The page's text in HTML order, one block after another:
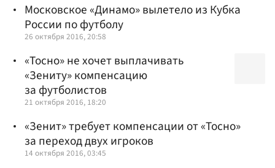
Московское «Динамо» вылетело из Кубка
России по футболу
26 октября 2016, 20:58
«Тосно» не хочет выплачивать
«Зениту» компенсацию
за футболистов
21 октября 2016, 18:20
«Зенит» требует компенсации от «Тосно»
за переход двух игроков
14 октября 2016, 03:45